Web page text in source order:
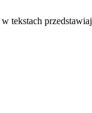
tekstach